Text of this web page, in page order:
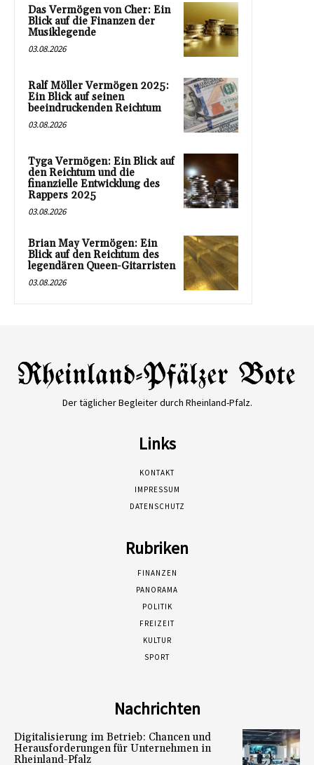
Das Vermögen von Cher: Ein
Blick auf die Finanzen der
Musiklegende
03.08.2026
Ralf Möller Vermögen 2025:
Ein Blick auf seinen
beeindruckenden Reichtum
03.08.2026
Tyga Vermögen: Ein Blick auf
den Reichtum und die
finanzielle Entwicklung des
Rappers 2025
03.08.2026
Brian May Vermögen: Ein
Blick auf den Reichtum des
legendären Queen-Gitarristen
03.08.2026
Der täglicher Begleiter durch Rheinland-Pfalz.
Links
KONTAKT
IMPRESSUM
DATENSCHUTZ
Rubriken
FINANZEN
PANORAMA
POLITIK
FREIZEIT
KULTUR
SPORT
Nachrichten
Digitalisierung im Betrieb: Chancen und
Herausforderungen für Unternehmen in
Rheinland-Pfalz